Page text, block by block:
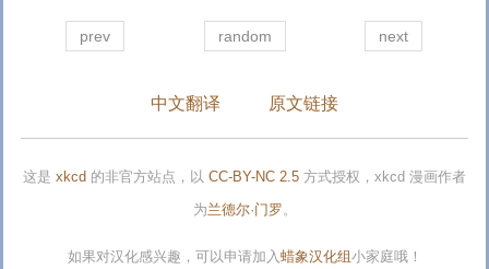
prev next
random
中文翻译 原文链接
这是 xkcd 的非官方站点，以 CC-BY-NC 2.5 方式授权，xkcd 漫画作者
为兰德尔·门罗。
如果对汉化感兴趣，可以申请加入蜡象汉化组小家庭哦！